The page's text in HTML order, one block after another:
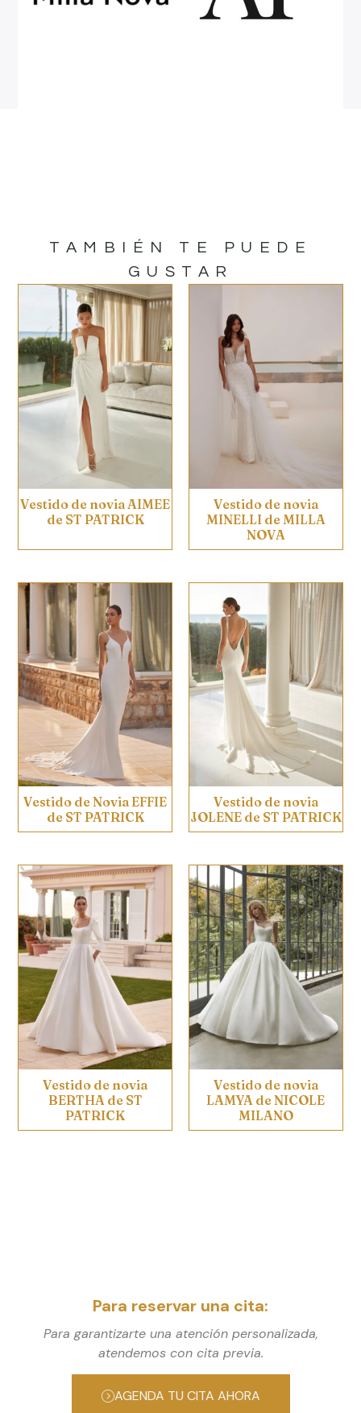
TAMBIÉN TE PUEDE
GUSTAR
Vestido de novia AIMEE
de ST PATRICK
Vestido de novia
MINELLI de MILLA
NOVA
Vestido de Novia EFFIE
de ST PATRICK
Vestido de novia
JOLENE de ST PATRICK
Vestido de novia
BERTHA de ST
PATRICK
Vestido de novia
LAMYA de NICOLE
MILANO
Para reservar una cita:
Para garantizarte una atención personalizada,
atendemos con cita previa.
AGENDA TU CITA AHORA